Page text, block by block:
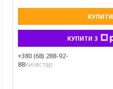
КУПИТИ
КУПИТИ З
+380 (68) 288-92-
88Київстар